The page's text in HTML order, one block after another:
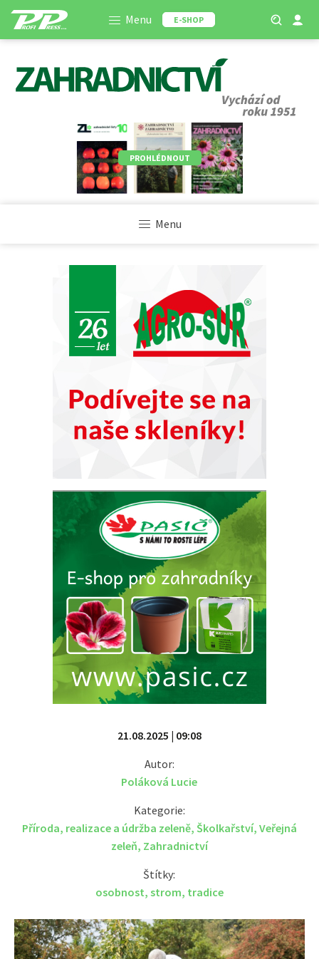
Menu E-SHOP
PROHLÉDNOUT
Menu
21.08.2025 | 09:08
Autor:
Poláková Lucie
Kategorie:
Příroda, realizace a údržba zeleně, Školkařství, Veřejná
zeleň, Zahradnictví
Štítky:
osobnost, strom, tradice